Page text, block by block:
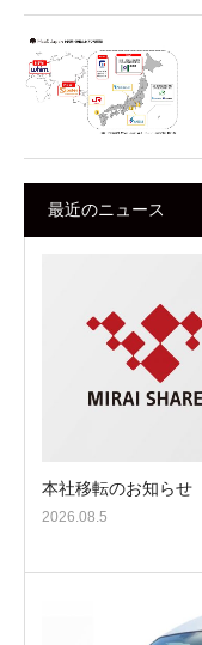
最近のニュース
本社移転のお知らせ
2026.08.5